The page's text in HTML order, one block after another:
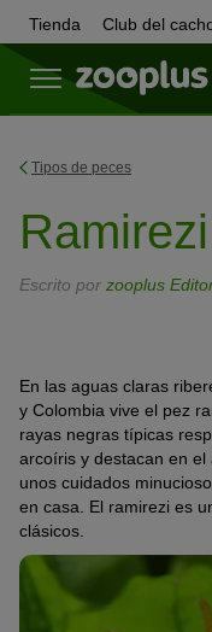
Tienda Club del
Tipos de peces
Ramirezi
Escrito por zooplus
En las aguas claras
y Colombia vive el pez
rayas negras típicas
arcoíris y destacan en
unos cuidados
en casa. El ramirezi es
clásicos.